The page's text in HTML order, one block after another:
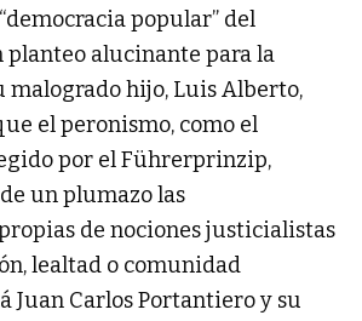
popular” del
alucinante para la
malogrado hijo, Luis Alberto,
el peronismo, como el
por el Führerprinzip,
un plumazo las
de nociones justicialistas
lealtad o comunidad
Juan Carlos Portantiero y su